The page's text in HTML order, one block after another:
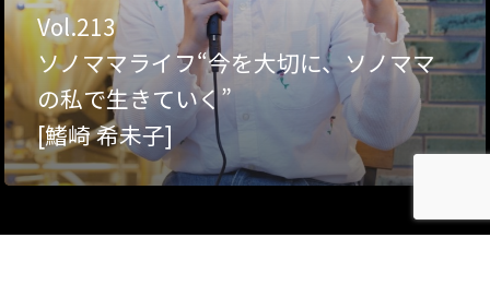
Vol.213
ソノママライフ“今を大切に、ソノママ
の私で生きていく”
[鰭崎 希未子]
ビジネス／起業／経営
医療／健康／福祉
教育／哲学
食
About Hyper Engawa
E:info@hyper-
F: